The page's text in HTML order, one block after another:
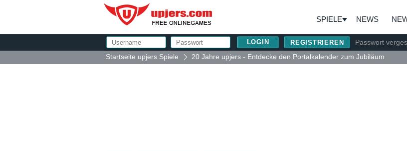
SPIELE NEWS
REGISTRIEREN
Passwort
Startseite upjers Spiele
20 Jahre upjers - Entdecke den Portalkalender zum Jubiläum